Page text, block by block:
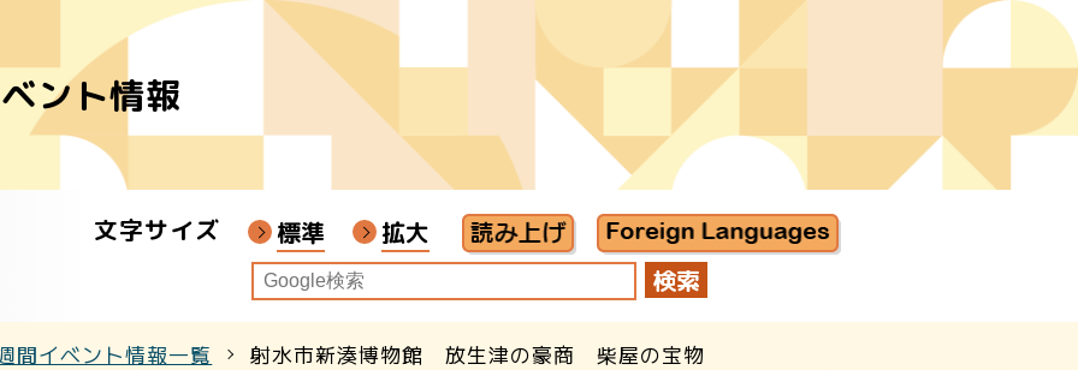
ント情報
文字サイズ 標準 拡大
間イベント情報一覧 射水市新湊博物館 放生津の豪商 柴屋の宝物